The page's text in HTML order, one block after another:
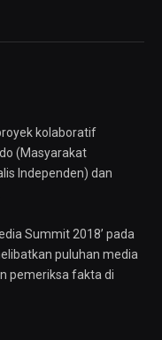
kolaboratif
(Masyarakat
Independen) dan
Summit 2018’ pada
puluhan media
pemeriksa fakta di